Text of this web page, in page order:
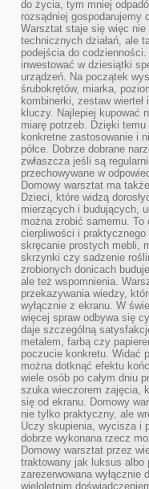
do życia, tym mniej
rozsądniej gospodarujemy
Warsztat staje się więc
technicznych działań, ale
podejścia do
inwestować w dziesiątki
urządzeń. Na początek
śrubokrętów, miarka,
kombinerki, zestaw
kluczy. Najlepiej kupować
miarę potrzeb. Dzięki
konkretne zastosowanie i
półce. Dobrze dobrane
zwłaszcza jeśli są
przechowywane w
Domowy warsztat ma
Dzieci, które widzą
mierzących i budujących,
można zrobić samemu. To
cierpliwości i
skręcanie prostych mebli,
skrzynki czy sadzenie
zrobionych donicach
ale też wspomnienia.
przekazywania wiedzy,
wyłącznie z ekranu. W
więcej spraw odbywa się
daje szczególną
metalem, farbą czy
poczucie konkretu. Widać
można dotknąć efektu
wiele osób po całym dniu
szuka wieczorem zajęcia,
się od ekranu. Domowy
nie tylko praktyczny, ale
Uczy skupienia, wycisza i
dobrze wykonana rzecz
Domowy warsztat przez
traktowany jak luksus albo
zarezerwowana wyłącznie
wieloletnim